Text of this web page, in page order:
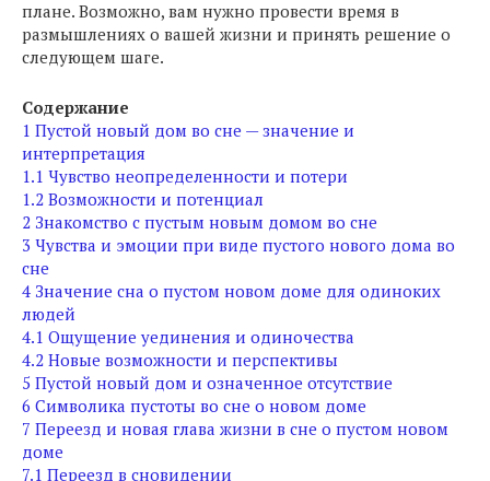
плане. Возможно, вам нужно провести время в
размышлениях о вашей жизни и принять решение о
следующем шаге.
Содержание
1 Пустой новый дом во сне — значение и
интерпретация
1.1 Чувство неопределенности и потери
1.2 Возможности и потенциал
2 Знакомство с пустым новым домом во сне
3 Чувства и эмоции при виде пустого нового дома во
сне
4 Значение сна о пустом новом доме для одиноких
людей
4.1 Ощущение уединения и одиночества
4.2 Новые возможности и перспективы
5 Пустой новый дом и означенное отсутствие
6 Символика пустоты во сне о новом доме
7 Переезд и новая глава жизни в сне о пустом новом
доме
7.1 Переезд в сновидении